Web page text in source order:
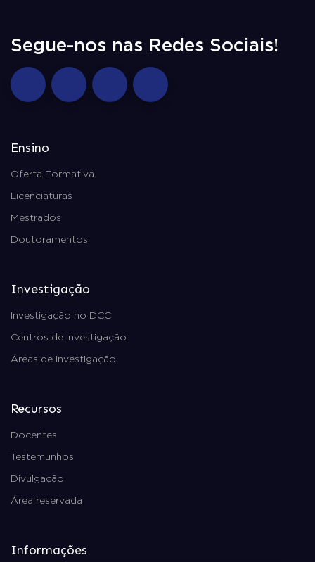
Segue-nos nas Redes Sociais!
Ensino
Oferta Formativa
Licenciaturas
Mestrados
Doutoramentos
Investigação
Investigação no DCC
Centros de Investigação
Áreas de Investigação
Recursos
Docentes
Testemunhos
Divulgação
Área reservada
Informações